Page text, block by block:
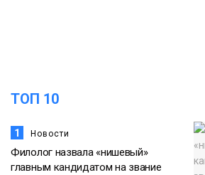
ТОП 10
1 Новости
Филолог назвала «нишевый»
главным кандидатом на звание